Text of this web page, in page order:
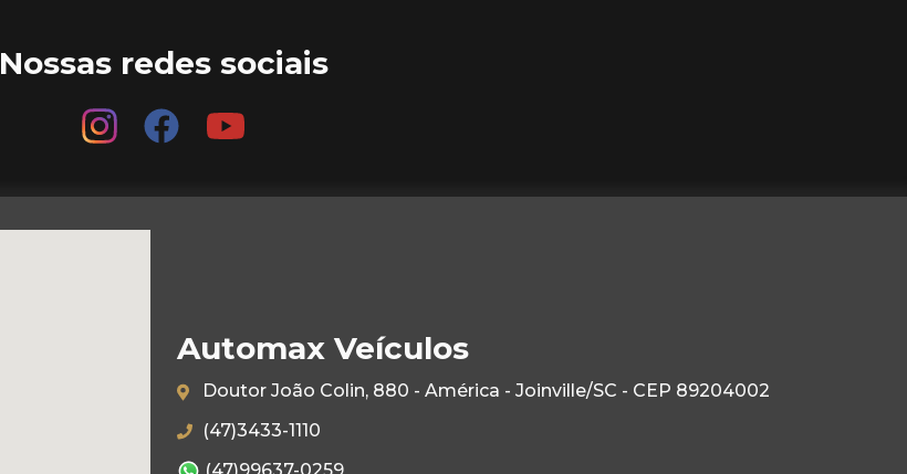
Nossas redes sociais
Automax Veículos
Doutor João Colin, 880 - América - Joinville/SC - CEP 89204002
(47)3433-1110